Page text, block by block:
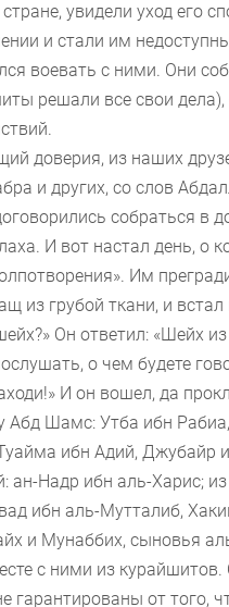
увидели уход его
и стали им
воевать с ними. Они
решали все свои дела),
доверия, из наших
и других, со слов
собраться в
И вот настал день, о
Им
из грубой ткани, и
Он ответил:
о чем будете
И он вошел, да
Абд Шамс: Утба ибн
ибн Адий, Джубайр
Надр ибн аль-Харис;
ибн аль-Мутталиб,
и Мунаббих, сыновья
с ними из курайшитов.
гарантированы от того,